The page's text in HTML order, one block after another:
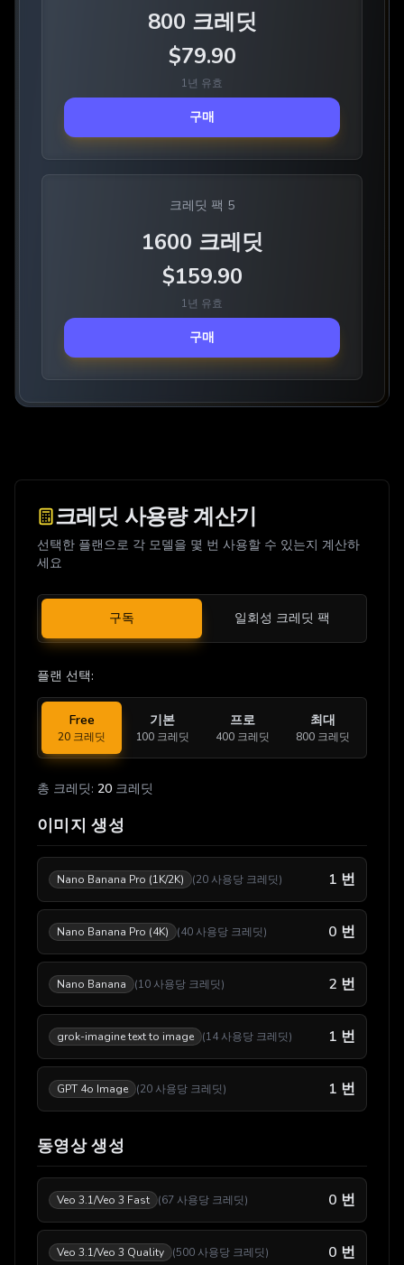
800 크레딧
$79.90
1년 유효
구매
크레딧 팩 5
1600 크레딧
$159.90
1년 유효
구매
크레딧 사용량 계산기
선택한 플랜으로 각 모델을 몇 번 사용할 수 있는지 계산하
세요
구독 일회성 크레딧 팩
플랜 선택:
Free
20 크레딧
기본
100 크레딧
프로
400 크레딧
최대
800 크레딧
총 크레딧: 20 크레딧
이미지 생성
Nano Banana Pro (1K/2K) (20 사용당 크레딧) 1 번
Nano Banana Pro (4K) (40 사용당 크레딧) 0 번
Nano Banana (10 사용당 크레딧) 2 번
grok-imagine text to image (14 사용당 크레딧) 1 번
GPT 4o Image (20 사용당 크레딧) 1 번
동영상 생성
Veo 3.1/Veo 3 Fast (67 사용당 크레딧) 0 번
Veo 3.1/Veo 3 Quality (500 사용당 크레딧) 0 번